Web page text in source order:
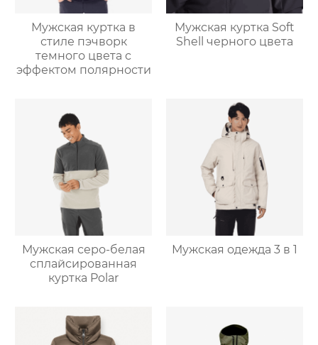
Мужская куртка в
стиле пэчворк
темного цвета с
эффектом полярности
Мужская куртка Soft
Shell черного цвета
Мужская серо-белая
сплайсированная
куртка Polar
Мужская одежда 3 в 1